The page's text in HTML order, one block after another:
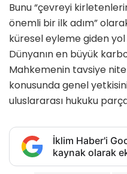
Bunu “çevreyi
önemli bir ilk adım”
küresel eyleme giden
Dünyanın en büyük
Mahkemenin tavsiye
konusunda genel
uluslararası hukuku
İklim Haber'i
kaynak olarak